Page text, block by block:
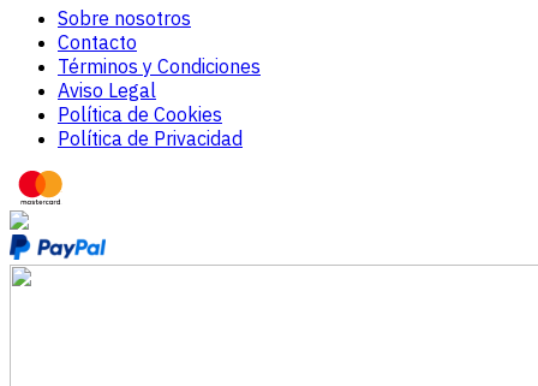
Sobre nosotros
Contacto
Términos y Condiciones
Aviso Legal
Política de Cookies
Política de Privacidad